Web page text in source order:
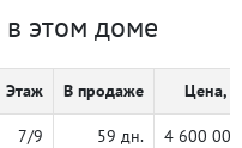
этом доме
Этаж В продаже Цена, ₽
7/9 59 дн. 4 600 000